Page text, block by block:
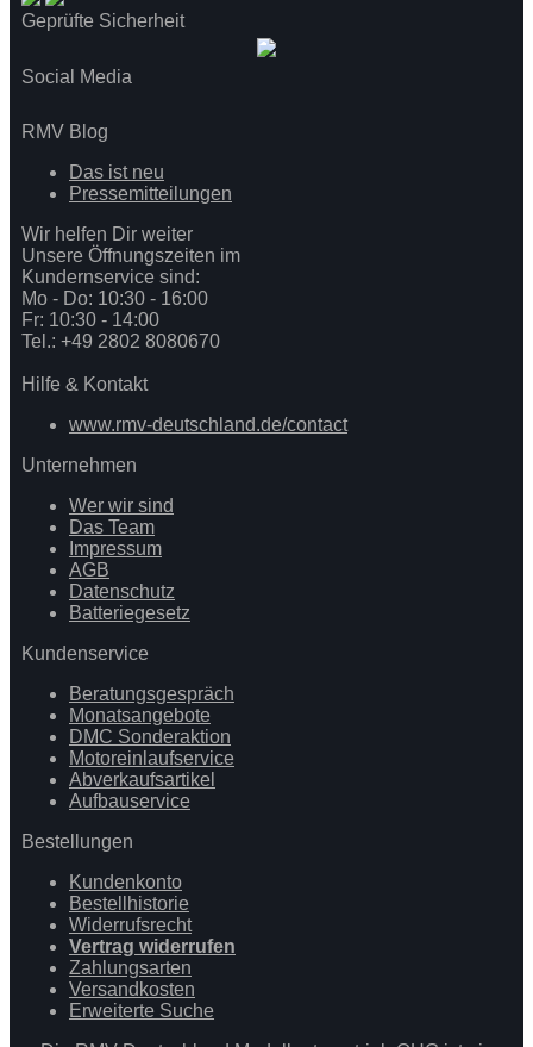
Geprüfte Sicherheit
Social Media
RMV Blog
Das ist neu
Pressemitteilungen
Wir helfen Dir weiter
Unsere Öffnungszeiten im
Kundernservice sind:
Mo - Do: 10:30 - 16:00
Fr: 10:30 - 14:00
Tel.: +49 2802 8080670
Hilfe & Kontakt
www.rmv-deutschland.de/contact
Unternehmen
Wer wir sind
Das Team
Impressum
AGB
Datenschutz
Batteriegesetz
Kundenservice
Beratungsgespräch
Monatsangebote
DMC Sonderaktion
Motoreinlaufservice
Abverkaufsartikel
Aufbauservice
Bestellungen
Kundenkonto
Bestellhistorie
Widerrufsrecht
Vertrag widerrufen
Zahlungsarten
Versandkosten
Erweiterte Suche